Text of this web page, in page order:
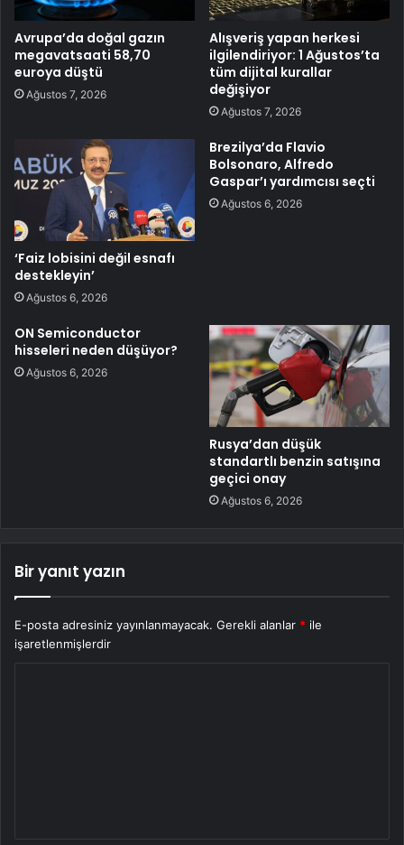
Avrupa’da doğal gazın
megavatsaati 58,70
euroya düştü
Ağustos 7, 2026
Alışveriş yapan herkesi
ilgilendiriyor: 1 Ağustos’ta
tüm dijital kurallar
değişiyor
Ağustos 7, 2026
‘Faiz lobisini değil esnafı
destekleyin’
Ağustos 6, 2026
Brezilya’da Flavio
Bolsonaro, Alfredo
Gaspar’ı yardımcısı seçti
Ağustos 6, 2026
ON Semiconductor
hisseleri neden düşüyor?
Ağustos 6, 2026
Rusya’dan düşük
standartlı benzin satışına
geçici onay
Ağustos 6, 2026
Bir yanıt yazın
E-posta adresiniz yayınlanmayacak. Gerekli alanlar * ile
işaretlenmişlerdir